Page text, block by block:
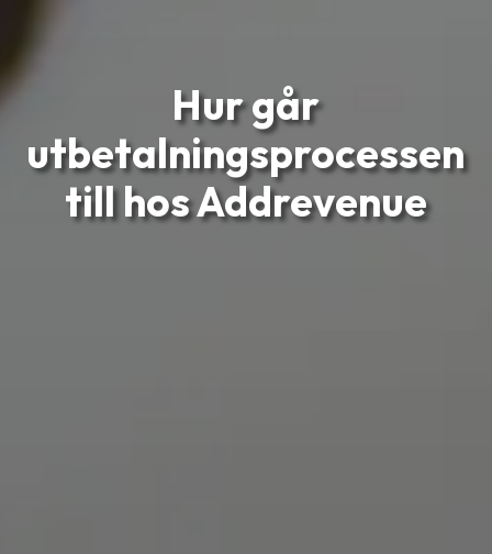
Hur går
utbetalningsprocessen
till hos Addrevenue